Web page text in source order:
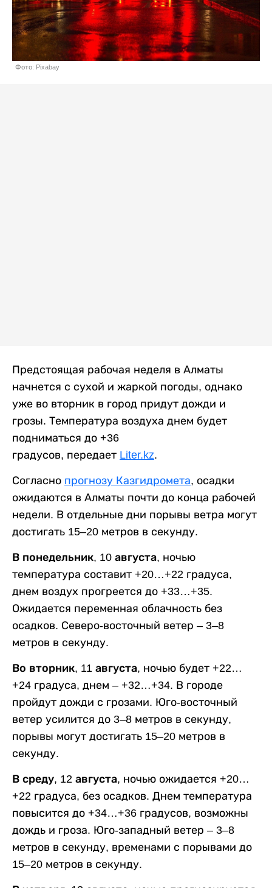
Фото: Pixabay
Предстоящая рабочая неделя в Алматы
начнется с сухой и жаркой погоды, однако
уже во вторник в город придут дожди и
грозы. Температура воздуха днем будет
подниматься до +36
градусов, передает Liter.kz.
Согласно прогнозу Казгидромета, осадки
ожидаются в Алматы почти до конца рабочей
недели. В отдельные дни порывы ветра могут
достигать 15–20 метров в секунду.
В понедельник, 10 августа, ночью
температура составит +20…+22 градуса,
днем воздух прогреется до +33…+35.
Ожидается переменная облачность без
осадков. Северо-восточный ветер – 3–8
метров в секунду.
Во вторник, 11 августа, ночью будет +22…
+24 градуса, днем – +32…+34. В городе
пройдут дожди с грозами. Юго-восточный
ветер усилится до 3–8 метров в секунду,
порывы могут достигать 15–20 метров в
секунду.
В среду, 12 августа, ночью ожидается +20…
+22 градуса, без осадков. Днем температура
повысится до +34…+36 градусов, возможны
дождь и гроза. Юго-западный ветер – 3–8
метров в секунду, временами с порывами до
15–20 метров в секунду.